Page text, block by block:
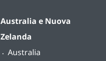
Australia e Nuova
Zelanda
Australia